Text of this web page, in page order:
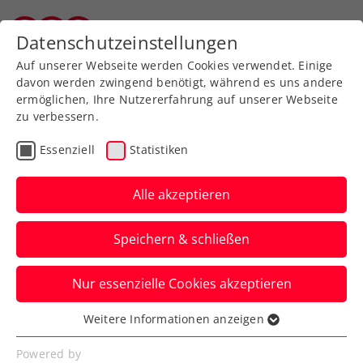
Zurück zur Newsübersicht
Turniere
Wien-Kracher: Sinner
schlägt bei den Erste
Bank Open auf
Die Tennisfans erwartet beim ATP-500-
Turnier wieder ein sensationelles Feld mit
sechs Top-Ten-Spielern.
Verfasst von: Presseaussendung / Redaktion, 08.09.2025
Datenschutzeinstellungen
Auf unserer Webseite werden Cookies verwendet. Einige
davon werden zwingend benötigt, während es uns andere
ermöglichen, Ihre Nutzererfahrung auf unserer Webseite
zu verbessern.
Essenziell Statistiken
Alle akzeptieren
Speichern & schließen
Nur essenzielle Cookies akzeptieren
Essenziell
Essenzielle Cookies werden für grundlegende
Weitere Informationen anzeigen
Powered by